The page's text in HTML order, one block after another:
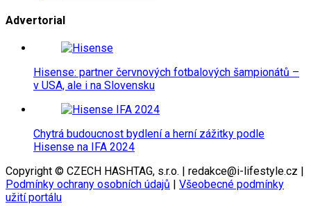
Advertorial
Hisense: partner červnových fotbalových šampionátů –
v USA, ale i na Slovensku
Chytrá budoucnost bydlení a herní zážitky podle
Hisense na IFA 2024
Copyright © CZECH HASHTAG, s.r.o. | redakce@i-lifestyle.cz |
Podmínky ochrany osobních údajů | Všeobecné podmínky
užití portálu